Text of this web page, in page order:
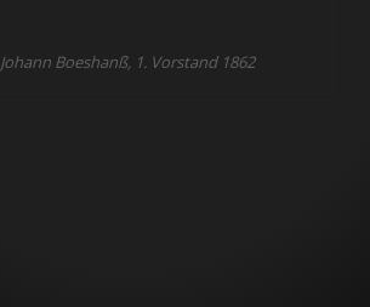
Johann Boeshanß, 1. Vorstand 1862